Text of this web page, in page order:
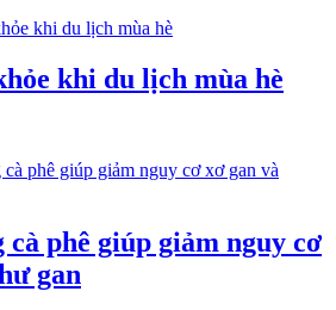
khi du lịch mùa hè
cà phê giúp giảm nguy cơ
gan